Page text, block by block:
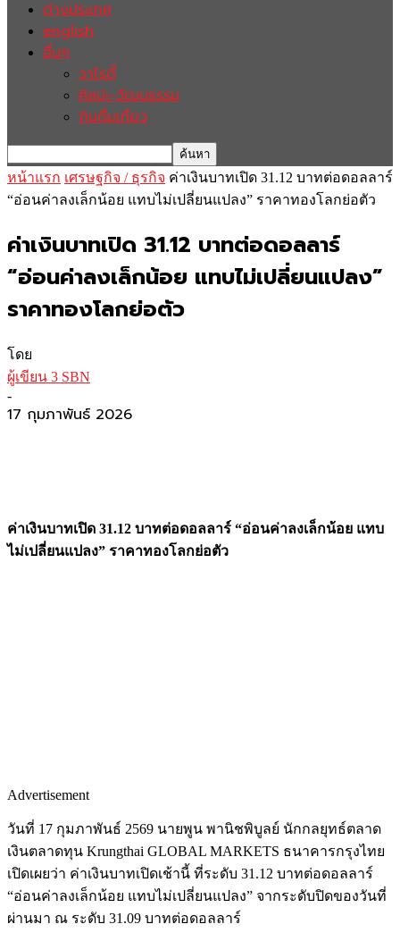
ต่างประเทศ
english
อื่นๆ
วาไรตี้
ศิลปะ-วัฒนธรรม
กินดื่มเที่ยว
หน้าแรก เศรษฐกิจ / ธุรกิจ ค่าเงินบาทเปิด 31.12 บาทต่อดอลลาร์
“อ่อนค่าลงเล็กน้อย แทบไม่เปลี่ยนแปลง” ราคาทองโลกย่อตัว
ค่าเงินบาทเปิด 31.12 บาทต่อดอลลาร์
“อ่อนค่าลงเล็กน้อย แทบไม่เปลี่ยนแปลง”
ราคาทองโลกย่อตัว
โดย
ผู้เขียน 3 SBN
-
17 กุมภาพันธ์ 2026
ค่าเงินบาทเปิด 31.12 บาทต่อดอลลาร์ “อ่อนค่าลงเล็กน้อย แทบ
ไม่เปลี่ยนแปลง” ราคาทองโลกย่อตัว
Advertisement
วันที่ 17 กุมภาพันธ์ 2569 นายพูน พานิชพิบูลย์ นักกลยุทธ์ตลาด
เงินตลาดทุน Krungthai GLOBAL MARKETS ธนาคารกรุงไทย
เปิดเผยว่า ค่าเงินบาทเปิดเช้านี้ ที่ระดับ 31.12 บาทต่อดอลลาร์
“อ่อนค่าลงเล็กน้อย แทบไม่เปลี่ยนแปลง” จากระดับปิดของวันที่
ผ่านมา ณ ระดับ 31.09 บาทต่อดอลลาร์